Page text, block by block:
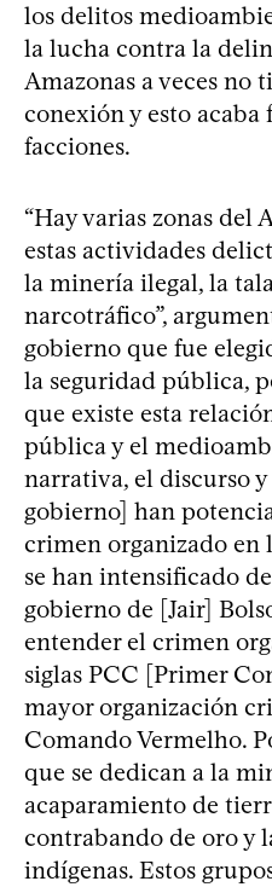
los delitos
la lucha contra la
Amazonas a veces no
conexión y esto acaba
facciones.
“Hay varias zonas del
estas actividades
la minería ilegal, la
narcotráfico”,
gobierno que fue
la seguridad pública,
que existe esta
pública y el
narrativa, el discurso
gobierno] han
crimen organizado en
se han intensificado
gobierno de [Jair]
entender el crimen
siglas PCC [Primer
mayor organización
Comando Vermelho.
que se dedican a la
acaparamiento de
contrabando de oro y
indígenas. Estos